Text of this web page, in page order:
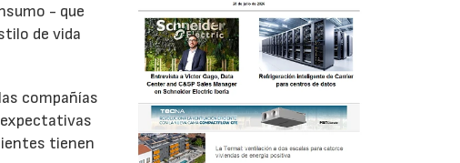
- que
de vida
compañías
tienen